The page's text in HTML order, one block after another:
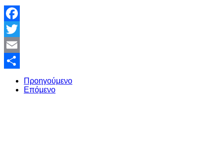
Facebook
Twitter
Email
Share
Προηγούμενο
Επόμενο